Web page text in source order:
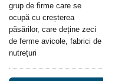
grup de firme care se
ocupă cu creșterea
păsărilor, care deține zeci
de ferme avicole, fabrici de
nutrețuri